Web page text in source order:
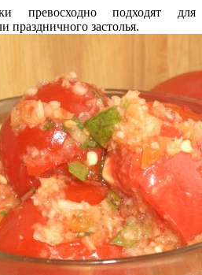
превосходно подходят для
праздничного застолья.